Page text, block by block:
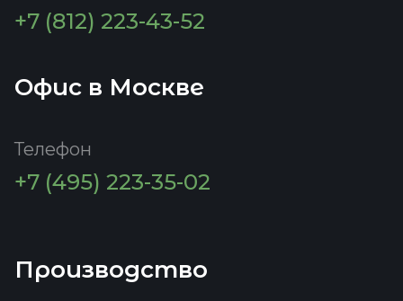
+7 (812) 223-43-52
Офис в Москве
Телефон
+7 (495) 223-35-02
Производство